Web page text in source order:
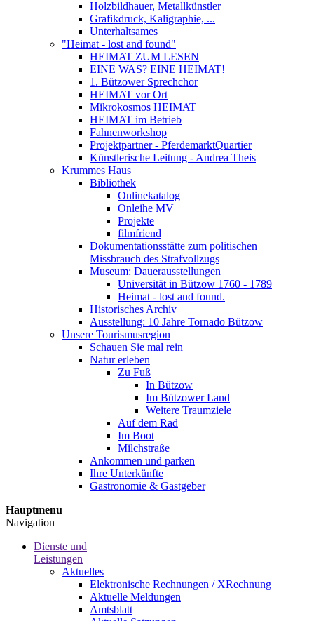
Holzbildhauer, Metallkünstler
Grafikdruck, Kaligraphie, ...
Unterhaltsames
"Heimat - lost and found"
HEIMAT ZUM LESEN
EINE WAS? EINE HEIMAT!
1. Bützower Sprechchor
HEIMAT vor Ort
Mikrokosmos HEIMAT
HEIMAT im Betrieb
Fahnenworkshop
Projektpartner - PferdemarktQuartier
Künstlerische Leitung - Andrea Theis
Krummes Haus
Bibliothek
Onlinekatalog
Onleihe MV
Projekte
filmfriend
Dokumentationsstätte zum politischen
Missbrauch des Strafvollzugs
Museum: Dauerausstellungen
Universität in Bützow 1760 - 1789
Heimat - lost and found.
Historisches Archiv
Ausstellung: 10 Jahre Tornado Bützow
Unsere Tourismusregion
Schauen Sie mal rein
Natur erleben
Zu Fuß
In Bützow
Im Bützower Land
Weitere Traumziele
Auf dem Rad
Im Boot
Milchstraße
Ankommen und parken
Ihre Unterkünfte
Gastronomie & Gastgeber
Hauptmenu
Navigation
Dienste und
Leistungen
Aktuelles
Elektronische Rechnungen / XRechnung
Aktuelle Meldungen
Amtsblatt